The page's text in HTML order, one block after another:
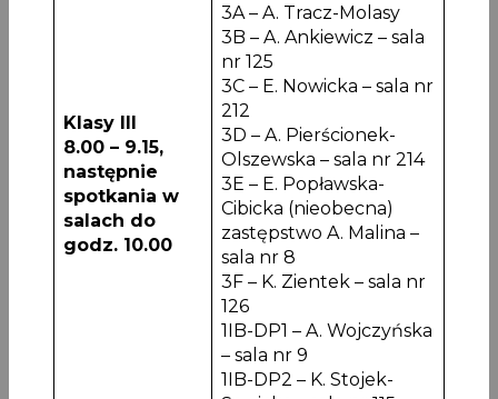
Klasy III
8.00 – 9.15,
następnie
spotkania w
salach do
godz. 10.00
3A – A. Tracz-Molasy
3B – A. Ankiewicz – sala
nr 125
3C – E. Nowicka – sala nr
212
3D – A. Pierścionek-
Olszewska – sala nr 214
3E – E. Popławska-
Cibicka (nieobecna)
zastępstwo A. Malina –
sala nr 8
3F – K. Zientek – sala nr
126
1IB-DP1 – A. Wojczyńska
– sala nr 9
1IB-DP2 – K. Stojek-